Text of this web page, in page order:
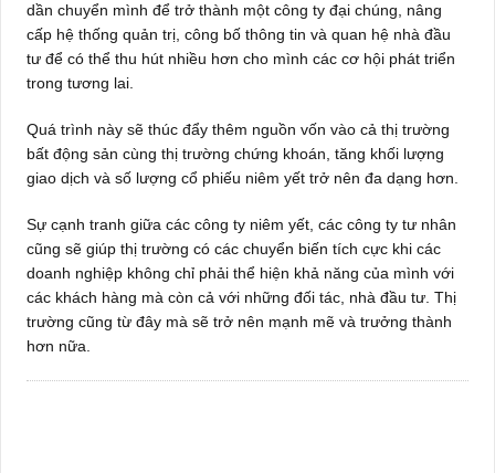
dần chuyển mình để trở thành một công ty đại chúng, nâng
cấp hệ thống quản trị, công bố thông tin và quan hệ nhà đầu
tư để có thể thu hút nhiều hơn cho mình các cơ hội phát triển
trong tương lai.
Quá trình này sẽ thúc đẩy thêm nguồn vốn vào cả thị trường
bất động sản cùng thị trường chứng khoán, tăng khối lượng
giao dịch và số lượng cổ phiếu niêm yết trở nên đa dạng hơn.
Sự cạnh tranh giữa các công ty niêm yết, các công ty tư nhân
cũng sẽ giúp thị trường có các chuyển biến tích cực khi các
doanh nghiệp không chỉ phải thể hiện khả năng của mình với
các khách hàng mà còn cả với những đối tác, nhà đầu tư. Thị
trường cũng từ đây mà sẽ trở nên mạnh mẽ và trưởng thành
hơn nữa.